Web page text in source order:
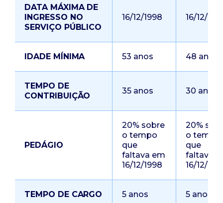
DATA MÁXIMA DE
INGRESSO NO
SERVIÇO PÚBLICO
16/12/1998 16/12/
IDADE MÍNIMA 53 anos 48 anos
TEMPO DE
CONTRIBUIÇÃO
35 anos 30 anos
PEDÁGIO
20% sobre
o tempo
que
faltava em
16/12/1998
20%
o tempo
que
faltava
16/12/
TEMPO DE CARGO 5 anos 5 anos